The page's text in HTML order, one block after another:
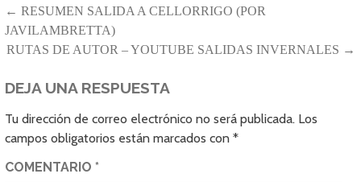
NAVEGACIÓN
DE
← RESUMEN SALIDA A CELLORRIGO (POR
JAVILAMBRETTA)
RUTAS DE AUTOR – YOUTUBE SALIDAS INVERNALES →
DEJA UNA RESPUESTA
Tu dirección de correo electrónico no será publicada. Los
campos obligatorios están marcados con*
COMENTARIO*